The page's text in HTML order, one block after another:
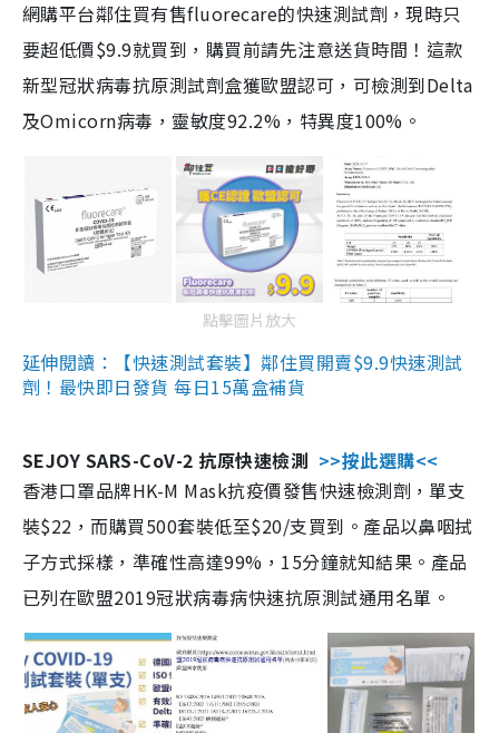
網購平台鄰住買有售fluorecare的快速測試劑，現時只
要超低價$9.9就買到，購買前請先注意送貨時間！這款
新型冠狀病毒抗原測試劑盒獲歐盟認可，可檢測到Delta
及Omicorn病毒，靈敏度92.2%，特異度100%。
點擊圖片放大
延伸閱讀：【快速測試套裝】鄰住買開賣$9.9快速測試
劑！最快即日發貨 每日15萬盒補貨
SEJOY SARS-CoV-2 抗原快速檢測 >>按此選購<<
香港口罩品牌HK-M Mask抗疫價發售快速檢測劑，單支
裝$22，而購買500套裝低至$20/支買到。產品以鼻咽拭
子方式採樣，準確性高達99%，15分鐘就知結果。產品
已列在歐盟2019冠狀病毒病快速抗原測試通用名單。